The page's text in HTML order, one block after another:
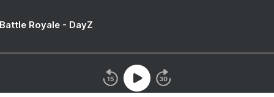
Royale - DayZ